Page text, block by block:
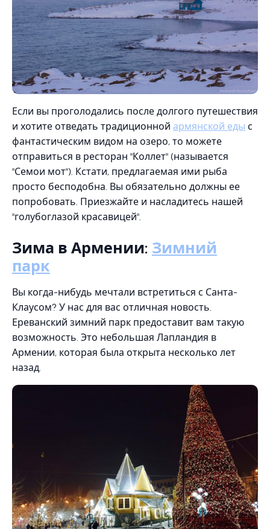
Если вы проголодались после долгого путешествия
и хотите отведать традиционной армянской еды с
фантастическим видом на озеро, то можете
отправиться в ресторан "Коллет" (называется
"Семои мот"). Кстати, предлагаемая ими рыба
просто бесподобна. Вы обязательно должны ее
попробовать. Приезжайте и насладитесь нашей
"голубоглазой красавицей".
Зима в Армении: Зимний
парк
Вы когда-нибудь мечтали встретиться с Санта-
Клаусом? У нас для вас отличная новость.
Ереванский зимний парк предоставит вам такую
возможность. Это небольшая Лапландия в
Армении, которая была открыта несколько лет
назад.